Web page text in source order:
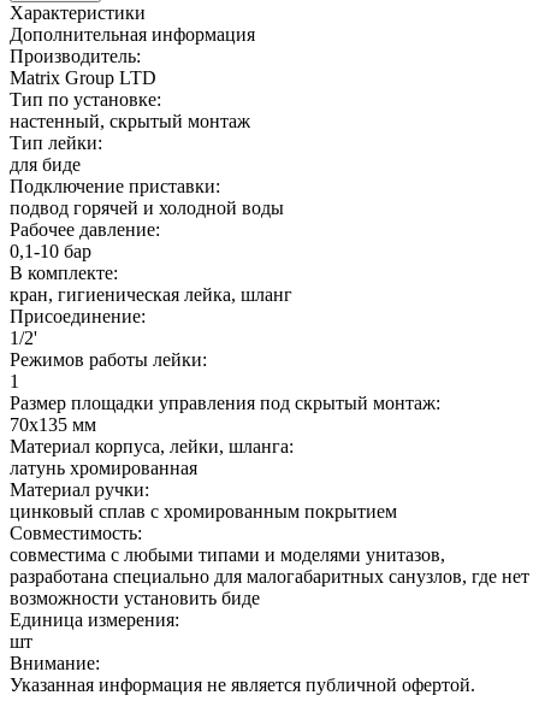
Характеристики
Дополнительная информация
Производитель:
Matrix Group LTD
Тип по установке:
настенный, скрытый монтаж
Тип лейки:
для биде
Подключение приставки:
подвод горячей и холодной воды
Рабочее давление:
0,1-10 бар
В комплекте:
кран, гигиеническая лейка, шланг
Присоединение:
1/2'
Режимов работы лейки:
1
Размер площадки управления под скрытый монтаж:
70х135 мм
Материал корпуса, лейки, шланга:
латунь хромированная
Материал ручки:
цинковый сплав с хромированным покрытием
Совместимость:
совместима с любыми типами и моделями унитазов,
разработана специально для малогабаритных санузлов, где нет
возможности установить биде
Единица измерения:
шт
Внимание:
Указанная информация не является публичной офертой.